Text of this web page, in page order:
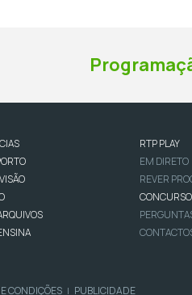
RTP PLAY
EM DIRETO
REVER
CONDIÇÕES | PUBLICIDADE